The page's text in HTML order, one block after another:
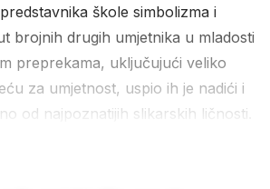
škole simbolizma i
brojnih drugih umjetnika u mladosti
preprekama, uključujući veliko
za umjetnost, uspio ih je nadići i
od najpoznatijih slikarskih ličnosti.